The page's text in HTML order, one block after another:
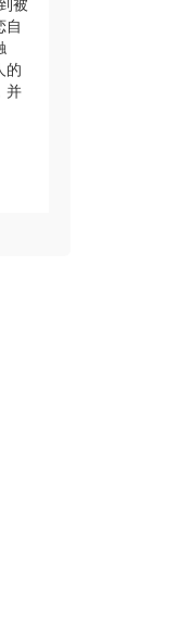
被
自
的
并